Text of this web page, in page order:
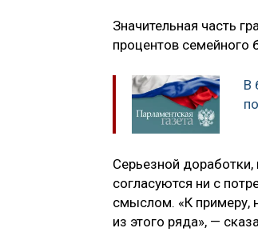
Значительная часть
процентов семейного
В
Серьезной
согласуются ни с
смыслом. «К примеру,
из этого ряда», —